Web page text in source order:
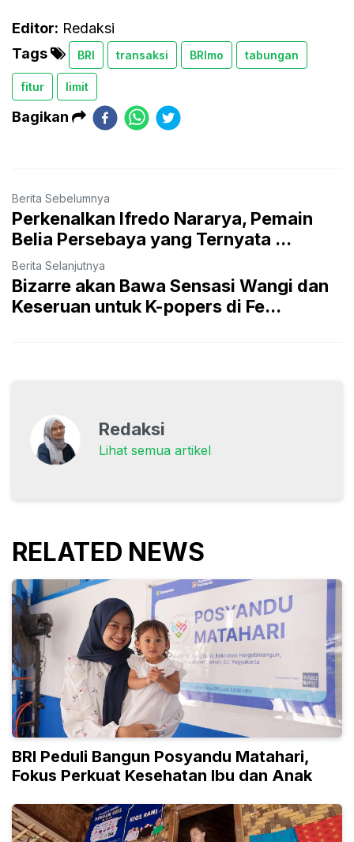
Editor: Redaksi
Tags
BRI transaksi BRImo tabungan
fitur limit
Bagikan
Berita Sebelumnya
Perkenalkan lfredo Nararya, Pemain
Belia Persebaya yang Ternyata ...
Berita Selanjutnya
Bizarre akan Bawa Sensasi Wangi dan
Keseruan untuk K-popers di Fe...
Redaksi
Lihat semua artikel
RELATED NEWS
BRI Peduli Bangun Posyandu Matahari,
Fokus Perkuat Kesehatan Ibu dan Anak